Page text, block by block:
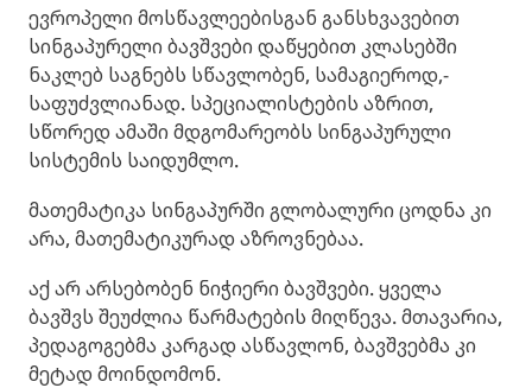
ევროპელი მოსწავლეებისგან განსხვავებით
სინგაპურელი ბავშვები დაწყებით კლასებში
ნაკლებ საგნებს სწავლობენ, სამაგიეროდ,-
საფუძვლიანად. სპეციალისტების აზრით,
სწორედ ამაში მდგომარეობს სინგაპურული
სისტემის საიდუმლო.
მათემატიკა სინგაპურში გლობალური ცოდნა კი
არა, მათემატიკურად აზროვნებაა.
აქ არ არსებობენ ნიჭიერი ბავშვები. ყველა
ბავშვს შეუძლია წარმატების მიღწევა. მთავარია,
პედაგოგებმა კარგად ასწავლონ, ბავშვებმა კი
მეტად მოინდომონ.